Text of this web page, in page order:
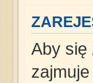
Aby się